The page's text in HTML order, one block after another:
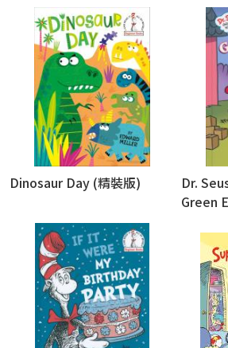
Dinosaur Day (精裝版)
Dr.
Green